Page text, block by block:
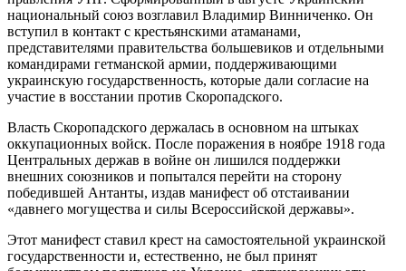
национальный союз возглавил Владимир Винниченко. Он
вступил в контакт с крестьянскими атаманами,
представителями правительства большевиков и отдельными
командирами гетманской армии, поддерживающими
украинскую государственность, которые дали согласие на
участие в восстании против Скоропадского.
Власть Скоропадского держалась в основном на штыках
оккупационных войск. После поражения в ноябре 1918 года
Центральных держав в войне он лишился поддержки
внешних союзников и попытался перейти на сторону
победившей Антанты, издав манифест об отстаивании
«давнего могущества и силы Всероссийской державы».
Этот манифест ставил крест на самостоятельной украинской
государственности и, естественно, не был принят